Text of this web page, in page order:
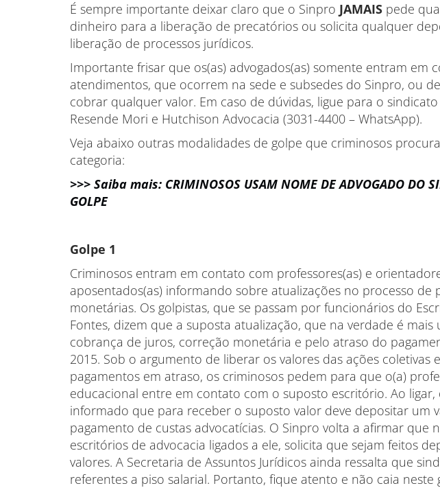
É sempre importante deixar claro que o Sinpro JAMAIS pede
dinheiro para a liberação de precatórios ou solicita qualquer
liberação de processos jurídicos.
Importante frisar que os(as) advogados(as) somente entram em
atendimentos, que ocorrem na sede e subsedes do Sinpro, ou
cobrar qualquer valor. Em caso de dúvidas, ligue para o
Resende Mori e Hutchison Advocacia (3031-4400 – WhatsApp).
Veja abaixo outras modalidades de golpe que criminosos
categoria:
>>> Saiba mais: CRIMINOSOS USAM NOME DE ADVOGADO DO
GOLPE
Golpe 1
Criminosos entram em contato com professores(as) e
aposentados(as) informando sobre atualizações no processo de
monetárias. Os golpistas, que se passam por funcionários do
Fontes, dizem que a suposta atualização, que na verdade é mais
cobrança de juros, correção monetária e pelo atraso do
2015. Sob o argumento de liberar os valores das ações coletivas
pagamentos em atraso, os criminosos pedem para que o(a)
educacional entre em contato com o suposto escritório. Ao ligar,
informado que para receber o suposto valor deve depositar um
pagamento de custas advocatícias. O Sinpro volta a afirmar que
escritórios de advocacia ligados a ele, solicita que sejam feitos
valores. A Secretaria de Assuntos Jurídicos ainda ressalta que
referentes a piso salarial. Portanto, fique atento e não caia neste